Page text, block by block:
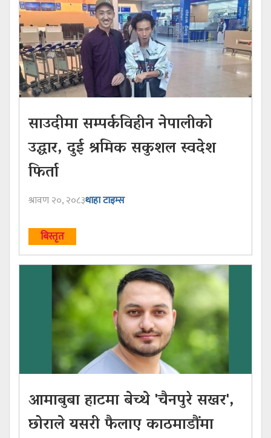
साउदीमा सम्पर्कविहीन नेपालीको
उद्धार, दुई श्रमिक सकुशल स्वदेश
फिर्ता
श्रावण २०, २०८३थाहा टाइम्स
बिस्तृत
आमाबुबा हाटमा बेच्थे 'चैनपुरे सखर',
छोराले यसरी फैलाए काठमाडौंमा